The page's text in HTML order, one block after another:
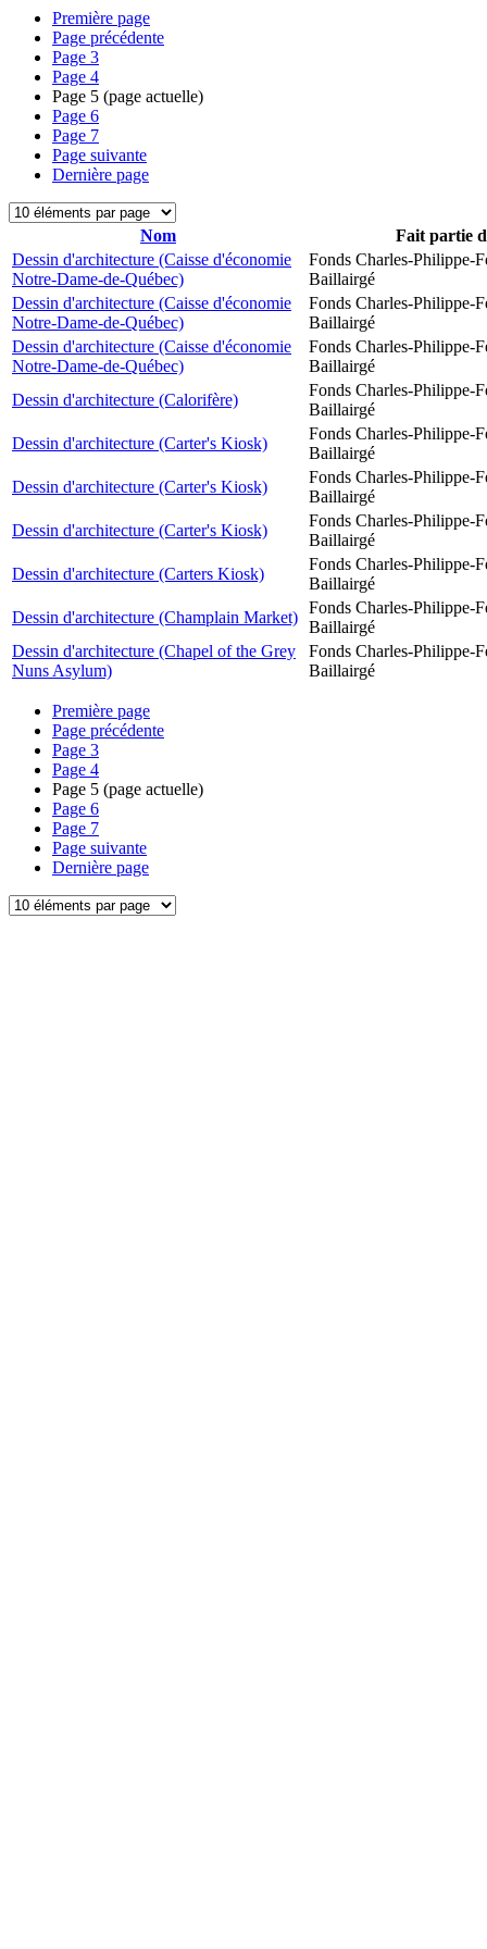
Première page
Page précédente
Page 3
Page 4
Page 5 (page actuelle)
Page 6
Page 7
Page suivante
Dernière page
Nom
Fait partie
Dessin d'architecture (Caisse d'économie
Notre-Dame-de-Québec)
Fonds Charles-Philippe-
Baillairgé
Dessin d'architecture (Caisse d'économie
Notre-Dame-de-Québec)
Fonds Charles-Philippe-
Baillairgé
Dessin d'architecture (Caisse d'économie
Notre-Dame-de-Québec)
Fonds Charles-Philippe-
Baillairgé
Dessin d'architecture (Calorifère)
Fonds Charles-Philippe-
Baillairgé
Dessin d'architecture (Carter's Kiosk)
Fonds Charles-Philippe-
Baillairgé
Dessin d'architecture (Carter's Kiosk)
Fonds Charles-Philippe-
Baillairgé
Dessin d'architecture (Carter's Kiosk)
Fonds Charles-Philippe-
Baillairgé
Dessin d'architecture (Carters Kiosk)
Fonds Charles-Philippe-
Baillairgé
Dessin d'architecture (Champlain Market)
Fonds Charles-Philippe-
Baillairgé
Dessin d'architecture (Chapel of the Grey
Nuns Asylum)
Fonds Charles-Philippe-
Baillairgé
Première page
Page précédente
Page 3
Page 4
Page 5 (page actuelle)
Page 6
Page 7
Page suivante
Dernière page